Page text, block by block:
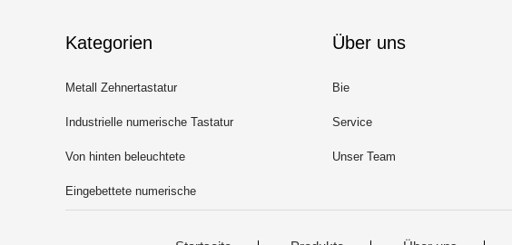
Kategorien
Metall Zehnertastatur
Industrielle numerische Tastatur
Von hinten beleuchtete
numerische Tastatur
Eingebettete numerische
Über uns
Bie
Service
Unser Team